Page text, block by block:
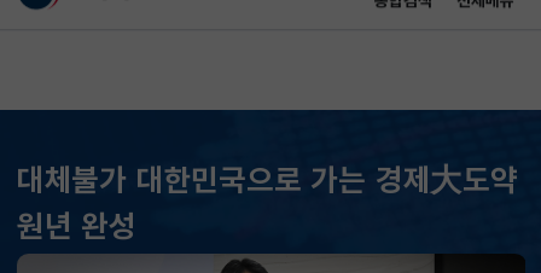
대체불가 대한민국으로 가는 경제大도약
원년 완성
KOSPI 6258.77 37.61(하락)
KOSDAQ